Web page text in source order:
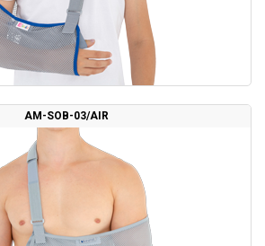
AM-SOB-03/AIR